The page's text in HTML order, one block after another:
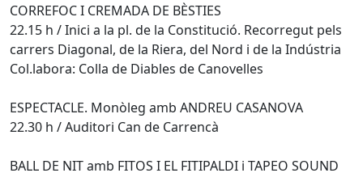
CORREFOC I CREMADA DE BÈSTIES
22.15 h / Inici a la pl. de la Constitució. Recorregut pels
carrers Diagonal, de la Riera, del Nord i de la Indústria
Col.labora: Colla de Diables de Canovelles
ESPECTACLE. Monòleg amb ANDREU CASANOVA
22.30 h / Auditori Can de Carrencà
BALL DE NIT amb FITOS I EL FITIPALDI i TAPEO SOUND